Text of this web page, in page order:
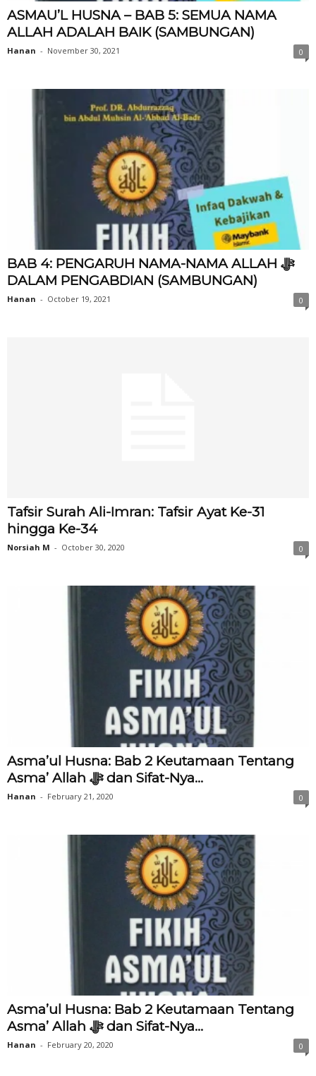
ASMAU’L HUSNA – BAB 5: SEMUA NAMA
ALLAH ADALAH BAIK (SAMBUNGAN)
Hanan - November 30, 2021 0
BAB 4: PENGARUH NAMA-NAMA ALLAH ‎ﷻ
DALAM PENGABDIAN (SAMBUNGAN)
Hanan - October 19, 2021 0
Tafsir Surah Ali-Imran: Tafsir Ayat Ke-31
hingga Ke-34
Norsiah M - October 30, 2020 0
Asma’ul Husna: Bab 2 Keutamaan Tentang
Asma’ Allah ‎ﷻ dan Sifat-Nya...
Hanan - February 21, 2020 0
Asma’ul Husna: Bab 2 Keutamaan Tentang
Asma’ Allah ‎ﷻ dan Sifat-Nya...
Hanan - February 20, 2020 0